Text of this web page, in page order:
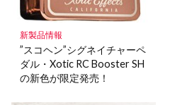
新製品情報
”スコヘン”シグネイチャーペ
ダル・Xotic RC Booster SH
の新色が限定発売！